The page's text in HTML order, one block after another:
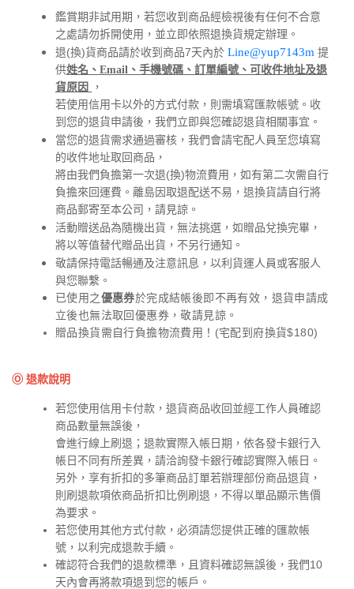
鑑賞期非試用期，若您收到商品經檢視後有任何不合意
之處請勿拆開使用，並立即依照退換貨規定辦理。
退(換)貨商品請於收到商品7天內於 Line@yup7143m 提
供姓名、Email、手機號碼、訂單編號、可收件地址及退
貨原因
，
若使用信用卡以外的方式付款，則需填寫匯款帳號。收
到您的退貨申請後，我們立即與您確認退貨相關事宜。
當您的退貨需求通過審核，我們會請宅配人員至您填寫
的收件地址取回商品 ，
將由我們負擔第一次退(換)物流費用，如有第二次需自行
負擔來回運費。離島因取退配送不易，退換貨請自行將
商品郵寄至本公司，請見諒。
活動贈送品為隨機出貨，無法挑選，如贈品兌換完畢，
將以等值替代贈品出貨，不另行通知。
敬請保持電話暢通及注意訊息，以利貨運人員或客服人
與您聯繫。
已使用之 優惠券於完成結帳後即不再有效，退貨申請成
立後也無法取回優惠券，敬請見諒。
贈品換貨需自行負擔物流費用！(宅配到府換貨$180)
Ⓞ 退款說明
若您使用信用卡付款，退貨商品收回並經工作人員確認
商品數量無誤後，
會進行線上刷退；退款實際入帳日期，依各發卡銀行入
帳日不同有所差異，請洽詢發卡銀行確認實際入帳日。
另外，享有折扣的多筆商品訂單若辦理部份商品退貨，
則刷退款項依商品折扣比例 刷退，不得以單品顯示售價
為要求。
若您使用其他方式付款，必須請您提供正確的匯款帳
號，以利完成退款手續。
確認符合我們的退款標準，且資料確認無誤後，我們10
天內會再將款項退到您的帳戶。